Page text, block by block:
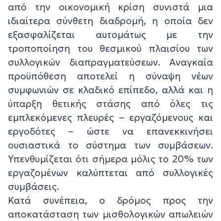
από την οικονομική κρίση συνιστά μια
ιδιαίτερα σύνθετη διαδρομή, η οποία δεν
εξασφαλίζεται αυτομάτως με την
τροποποίηση του θεσμικού πλαισίου των
συλλογικών διαπραγματεύσεων. Αναγκαία
προϋπόθεση αποτελεί η σύναψη νέων
συμφωνιών σε κλαδικό επίπεδο, αλλά και η
ύπαρξη θετικής στάσης από όλες τις
εμπλεκόμενες πλευρές – εργαζόμενους και
εργοδότες – ώστε να επανεκκινήσει
ουσιαστικά το σύστημα των συμβάσεων.
Υπενθυμίζεται ότι σήμερα μόλις το 20% των
εργαζομένων καλύπτεται από συλλογικές
συμβάσεις.
Κατά συνέπεια, ο δρόμος προς την
αποκατάσταση των μισθολογικών απωλειών